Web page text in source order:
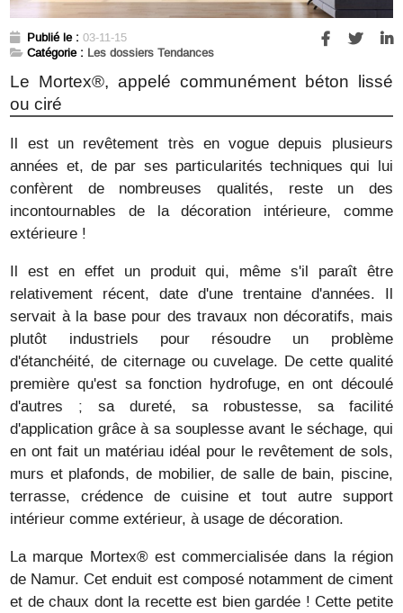
Publié le : 03-11-15
Catégorie : Les dossiers Tendances
Le Mortex®, appelé communément béton lissé
ou ciré
Il est un revêtement très en vogue depuis plusieurs
années et, de par ses particularités techniques qui lui
confèrent de nombreuses qualités, reste un des
incontournables de la décoration intérieure, comme
extérieure !
Il est en effet un produit qui, même s'il paraît être
relativement récent, date d'une trentaine d'années. Il
servait à la base pour des travaux non décoratifs, mais
plutôt industriels pour résoudre un problème
d'étanchéité, de citernage ou cuvelage. De cette qualité
première qu'est sa fonction hydrofuge, en ont découlé
d'autres ; sa dureté, sa robustesse, sa facilité
d'application grâce à sa souplesse avant le séchage, qui
en ont fait un matériau idéal pour le revêtement de sols,
murs et plafonds, de mobilier, de salle de bain, piscine,
terrasse, crédence de cuisine et tout autre support
intérieur comme extérieur, à usage de décoration.
La marque Mortex® est commercialisée dans la région
de Namur. Cet enduit est composé notamment de ciment
et de chaux dont la recette est bien gardée ! Cette petite